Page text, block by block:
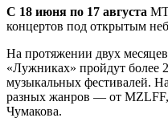
С 18 июня по 17 августа
концертов под открытым
На протяжении двух
«Лужниках» пройдут более
музыкальных фестивалей.
разных жанров — от
Чумакова.